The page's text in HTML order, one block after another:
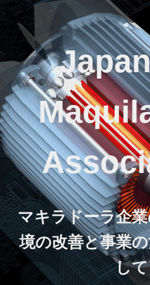
マキラドーラ企
境の改善と事業
して